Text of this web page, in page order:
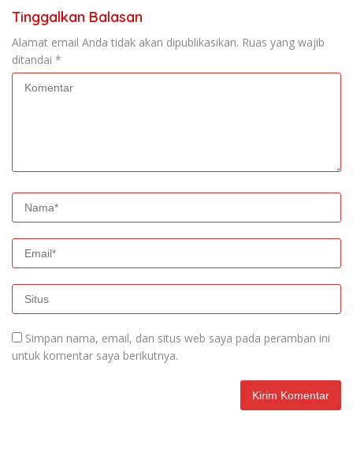
Tinggalkan Balasan
Alamat email Anda tidak akan dipublikasikan. Ruas yang wajib
ditandai *
Simpan nama, email, dan situs web saya pada peramban ini
untuk komentar saya berikutnya.